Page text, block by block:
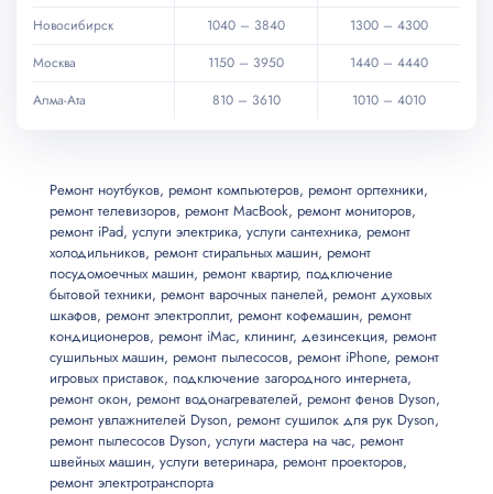
Новосибирск
1040 – 3840
1300 – 4300
Москва
1150 – 3950
1440 – 4440
Алма-Ата
810 – 3610 1010 – 4010
Ремонт ноутбуков, ремонт компьютеров, ремонт оргтехники,
ремонт телевизоров, ремонт MacBook, ремонт мониторов,
ремонт iPad, услуги электрика, услуги сантехника, ремонт
холодильников, ремонт стиральных машин, ремонт
посудомоечных машин, ремонт квартир, подключение
бытовой техники, ремонт варочных панелей, ремонт духовых
шкафов, ремонт электроплит, ремонт кофемашин, ремонт
кондиционеров, ремонт iMac, клининг, дезинсекция, ремонт
сушильных машин, ремонт пылесосов, ремонт iPhone, ремонт
игровых приставок, подключение загородного интернета,
ремонт окон, ремонт водонагревателей, ремонт фенов Dyson,
ремонт увлажнителей Dyson, ремонт сушилок для рук Dyson,
ремонт пылесосов Dyson, услуги мастера на час, ремонт
швейных машин, услуги ветеринара, ремонт проекторов,
ремонт электротранспорта